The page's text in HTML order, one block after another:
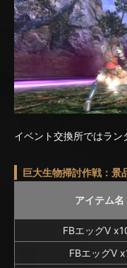
イベント交換所ではラン
巨大生物掃討作戦：景
アイテム名
FBエッグV
FBエッグV